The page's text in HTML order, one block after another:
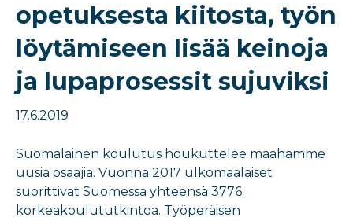
opetuksesta kiitosta, työn
löytämiseen lisää keinoja
ja lupaprosessit sujuviksi
17.6.2019
Suomalainen koulutus houkuttelee maahamme
uusia osaajia. Vuonna 2017 ulkomaalaiset
suorittivat Suomessa yhteensä 3776
korkeakoulututkintoa. Työperäisen